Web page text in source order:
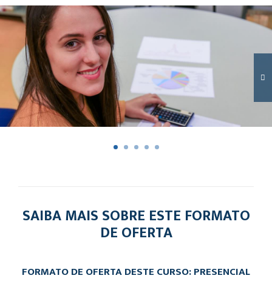
SAIBA MAIS SOBRE ESTE FORMATO
DE OFERTA
FORMATO DE OFERTA DESTE CURSO: PRESENCIAL